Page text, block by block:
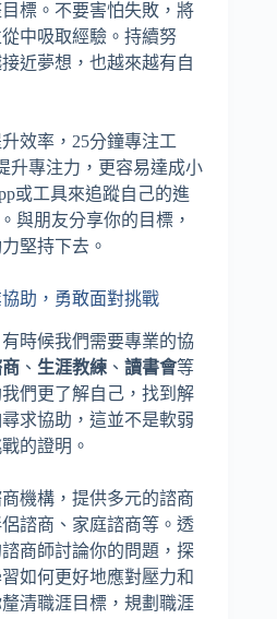
標。不要害怕失敗，將
中吸取經驗。持續努
近夢想，也越來越有自
效率，25分鐘專注工
升專注力，更容易達成小
或工具來追蹤自己的進
與朋友分享你的目標，
堅持下去。
助，勇敢面對挑戰
時候我們需要專業的協
、 生涯教練 、 讀書會等
們更了解自己，找到解
求協助，這並不是軟弱
的證明。
機構，提供多元的諮商
諮商、家庭諮商等。透
商師討論你的問題，探
如何更好地應對壓力和
清職涯目標，規劃職涯